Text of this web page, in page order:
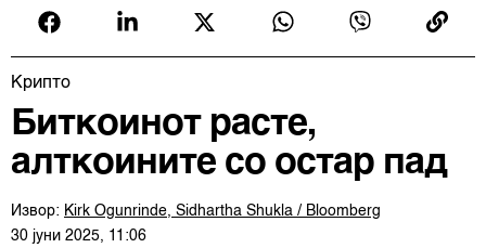
Крипто
Биткоинот расте,
алткоините со остар пад
Извор: Kirk Ogunrinde, Sidhartha Shukla / Bloomberg
30 јуни 2025, 11:06